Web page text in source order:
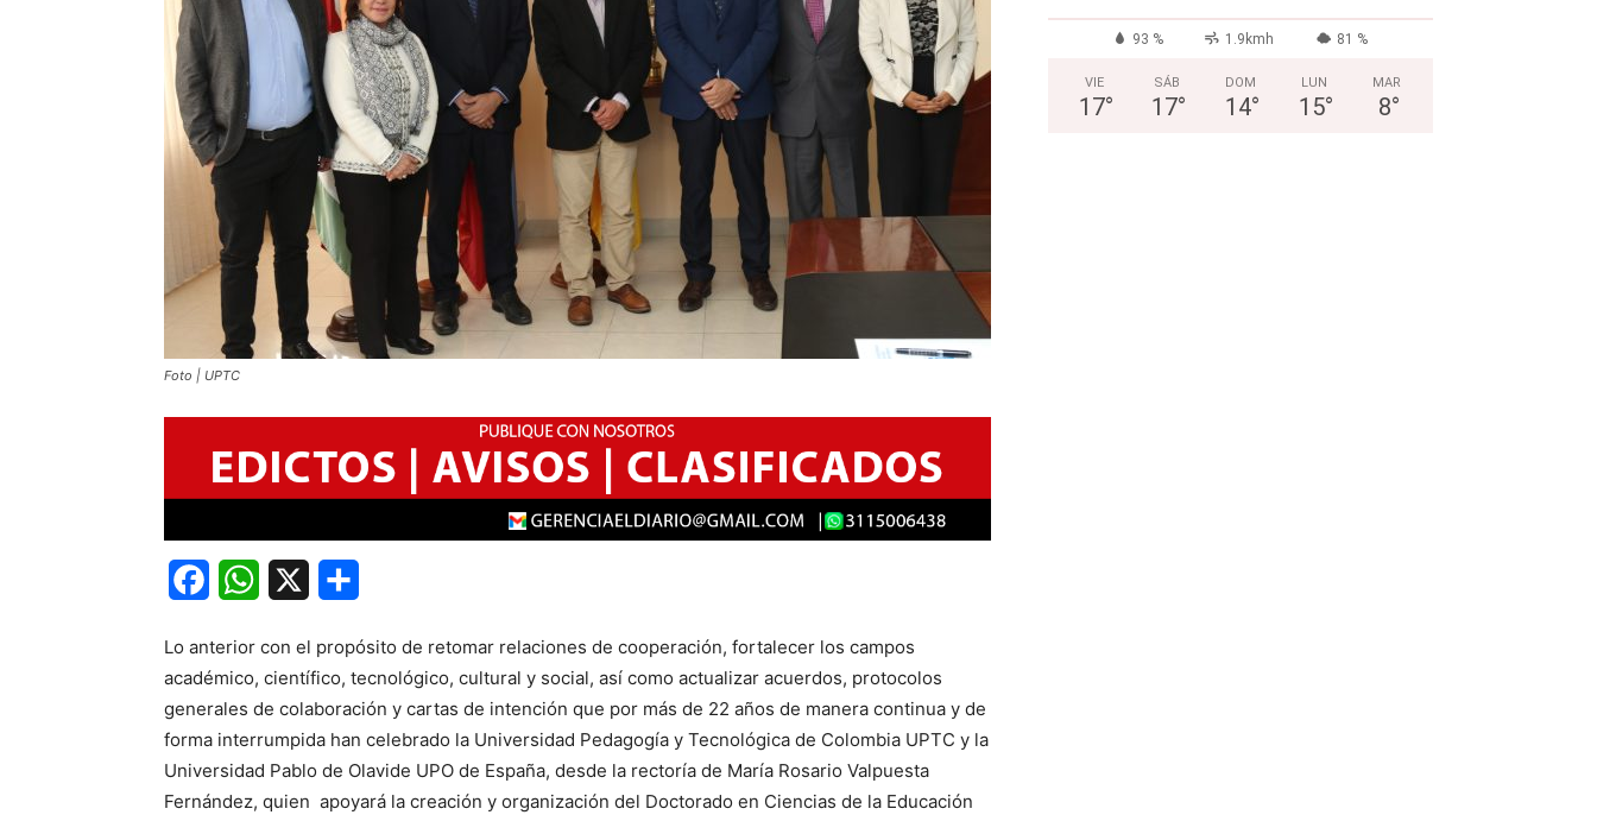
Foto | UPTC
FacebookWhatsApp
Lo anterior con el propósito de retomar relaciones de cooperación, fortalecer los campos
académico, científico, tecnológico, cultural y social, así como actualizar acuerdos, protocolos
generales de colaboración y cartas de intención que por más de 22 años de manera continua y de
forma interrumpida han celebrado la Universidad Pedagogía y Tecnológica de Colombia UPTC y la
Universidad Pablo de Olavide UPO de España, desde la rectoría de María Rosario Valpuesta
Fernández, quien apoyará la creación y organización del Doctorado en Ciencias de la Educación
93 % 1.9kmh 81 %
VIE
17°
SÁB
17°
DOM
14°
LUN
15°
MAR
8°